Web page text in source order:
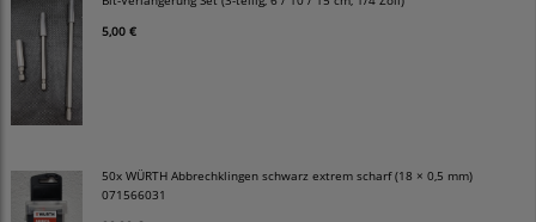
5,00 €
50x WÜRTH Abbrechklingen schwarz extrem scharf (18 × 0,5 mm)
071566031